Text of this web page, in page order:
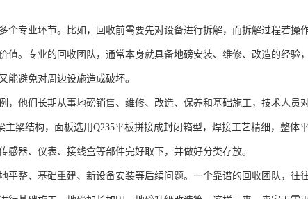
个专业环节。比如，回收前需要先对设备进行拆解，而拆解过程若操
值。专业的回收团队，通常本身就具备地磅安装、维修、改造的经验
能避免对周边设施造成破坏。
，他们长期从事地磅销售、维修、改造、保养和基础施工，技术人员
主梁结构，面板选用Q235平板拼接成封闭箱型，焊接工艺精细，整体
感器、仪表、接线盒等部件完好取下，并做好分类存放。
平整、基础重建、新设备安装等后续问题。一个靠谱的回收团队，往